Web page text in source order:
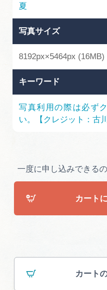
動画ライ
お問い合
運営組織
広告掲載
サイトポリシー
夏
写真サイズ
8192px×5464px (16MB)
キーワード
写真利用の際は必ず
い。【クレジット：古
一度に申し込みできる
カート
カート